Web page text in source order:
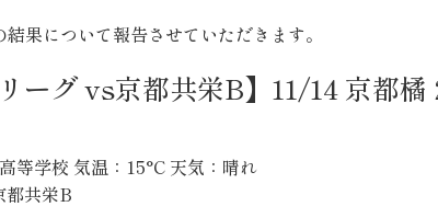
について報告させていただきます。
グ vs京都共栄B】11/14 京都橘
等学校 気温：15°C 天気：晴れ
都共栄B